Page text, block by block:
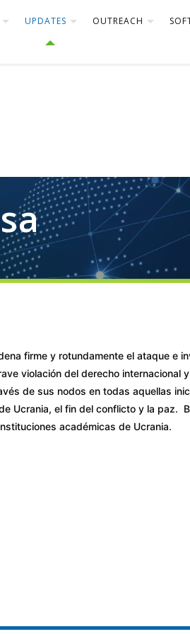
UPDATES OUTREACH
firme y rotundamente el ataque e
violación del derecho internacional
de sus nodos en todas aquellas
Ucrania, el fin del conflicto y la paz.
académicas de Ucrania.